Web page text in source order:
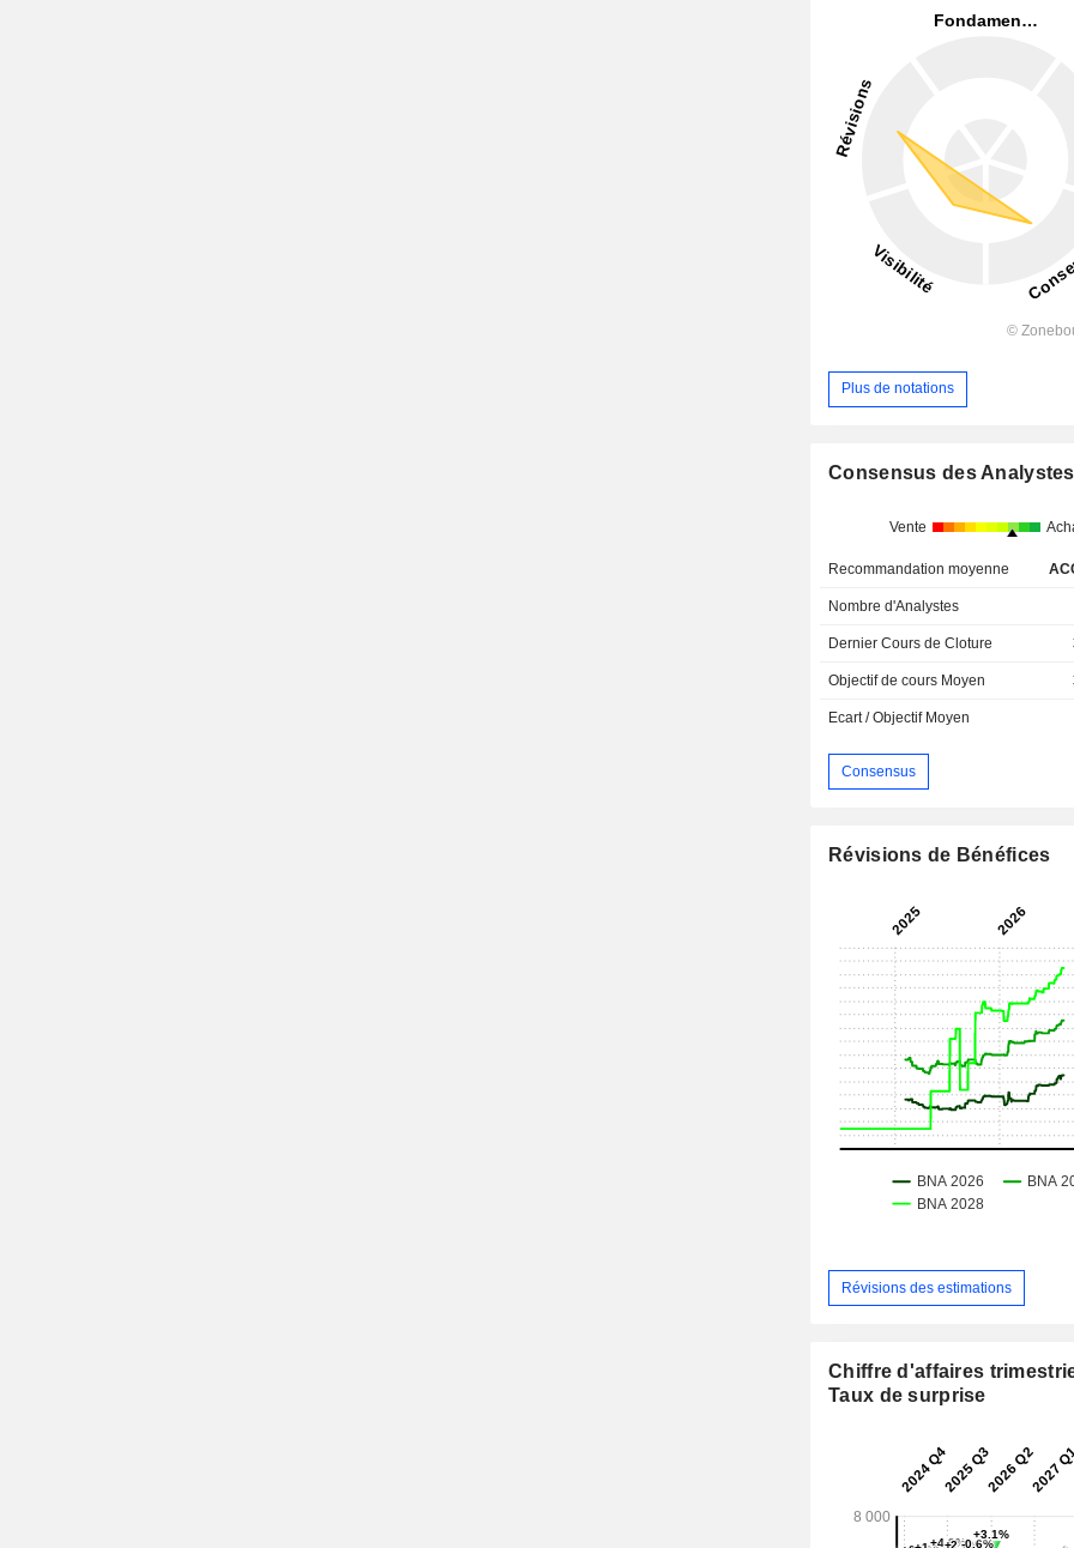
Plus de notations
Consensus des Analystes
Vente
Recommandation moyenne
Nombre d'Analystes
Dernier Cours de Cloture
Objectif de cours Moyen
Ecart / Objectif Moyen
Consensus
Révisions de Bénéfices
Révisions des estimations
Chiffre d'affaires
Taux de surprise